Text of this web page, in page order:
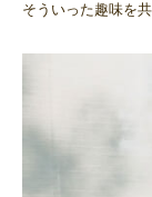
そういった趣味を